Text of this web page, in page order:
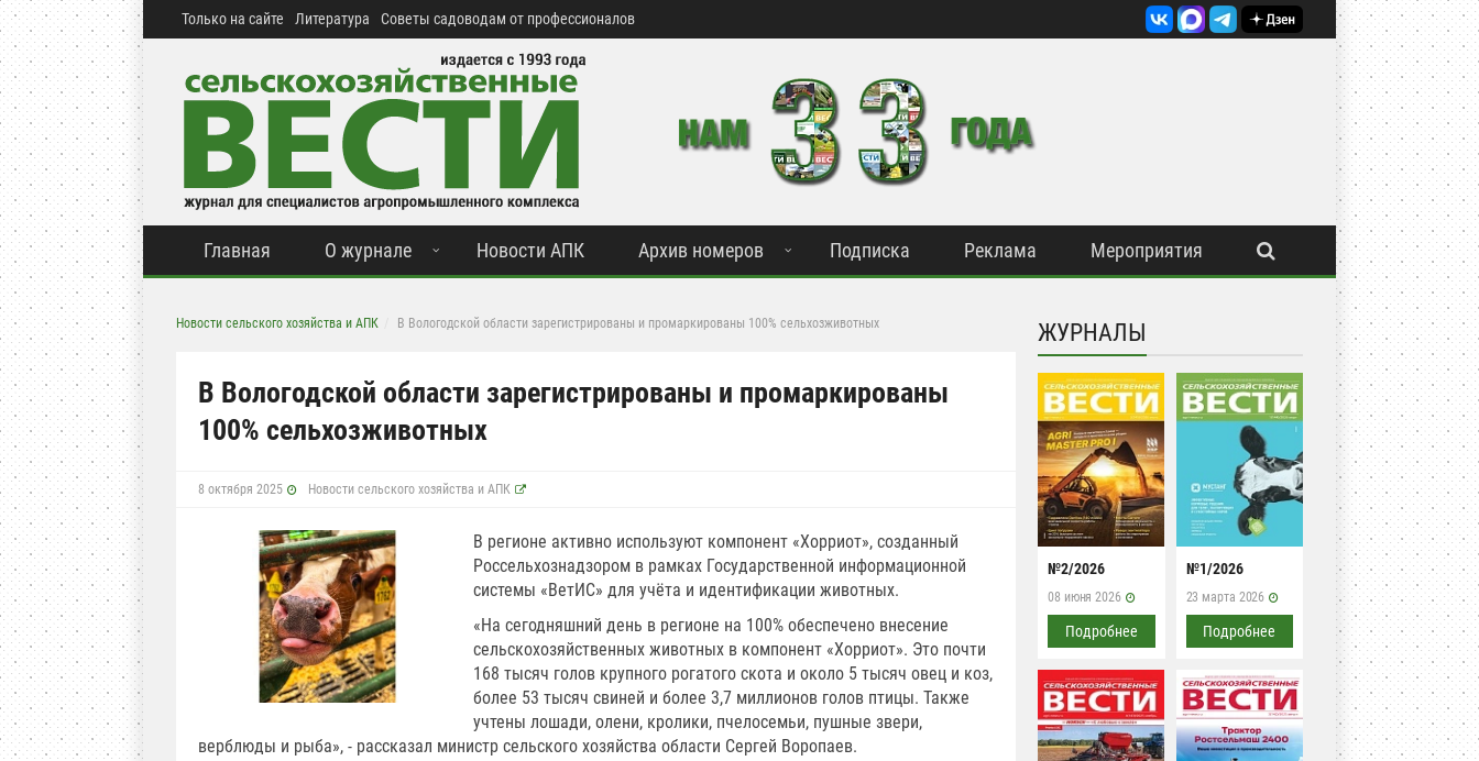
Только на сайте Литература Советы садоводам от профессионалов
Главная О журнале Новости АПК Архив номеров Подписка Реклама Мероприятия
Новости сельского хозяйства и АПК В Вологодской области зарегистрированы и промаркированы 100% сельхозживотных
В Вологодской области зарегистрированы и промаркированы
100% сельхозживотных
8 октября 2025 Новости сельского хозяйства и АПК
В регионе активно используют компонент «Хорриот», созданный
Россельхознадзором в рамках Государственной информационной
системы «ВетИС» для учёта и идентификации животных.
«На сегодняшний день в регионе на 100% обеспечено внесение
сельскохозяйственных животных в компонент «Хорриот». Это почти
168 тысяч голов крупного рогатого скота и около 5 тысяч овец и коз,
более 53 тысяч свиней и более 3,7 миллионов голов птицы. Также
учтены лошади, олени, кролики, пчелосемьи, пушные звери,
верблюды и рыба», - рассказал министр сельского хозяйства области Сергей Воропаев.
ЖУРНАЛЫ
№2/2026
08 июня 2026
Подробнее
№1/2026
23 марта 2026
Подробнее